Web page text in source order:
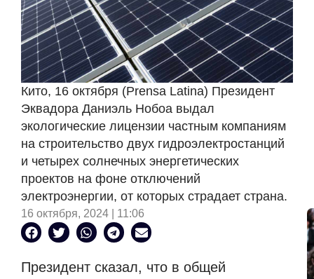
Кито, 16 октября (Prensa Latina) Президент
Эквадора Даниэль Нобоа выдал
экологические лицензии частным компаниям
на строительство двух гидроэлектростанций
и четырех солнечных энергетических
проектов на фоне отключений
электроэнергии, от которых страдает страна.
16 октября, 2024 | 11:06
Президент сказал, что в общей